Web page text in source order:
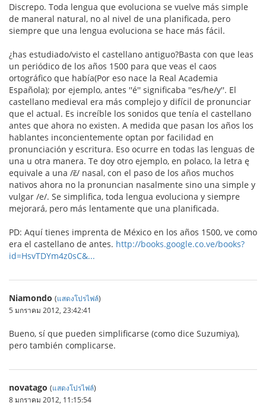
Discrepo. Toda lengua que evoluciona se vuelve más simple
de maneral natural, no al nivel de una planificada, pero
siempre que una lengua evoluciona se hace más fácil.
¿has estudiado/visto el castellano antiguo?Basta con que leas
un periódico de los años 1500 para que veas el caos
ortográfico que había(Por eso nace la Real Academia
Española); por ejemplo, antes ''é'' significaba ''es/he/y''. El
castellano medieval era más complejo y difícil de pronunciar
que el actual. Es increíble los sonidos que tenía el castellano
antes que ahora no existen. A medida que pasan los años los
hablantes inconcientemente optan por facilidad en
pronunciación y escritura. Eso ocurre en todas las lenguas de
una u otra manera. Te doy otro ejemplo, en polaco, la letra ę
equivale a una /ɛ̃/ nasal, con el paso de los años muchos
nativos ahora no la pronuncian nasalmente sino una simple y
vulgar /e/. Se simplifica, toda lengua evoluciona y siempre
mejorará, pero más lentamente que una planificada.
PD: Aquí tienes imprenta de México en los años 1500, ve como
era el castellano de antes. http://books.google.co.ve/books?
id=HsvTDYm4z0sC&...
Niamondo (แสดงโปรไฟล์)
5 มกราคม 2012, 23:42:41
Bueno, sí que pueden simplificarse (como dice Suzumiya),
pero también complicarse.
novatago (แสดงโปรไฟล์)
8 มกราคม 2012, 11:15:54